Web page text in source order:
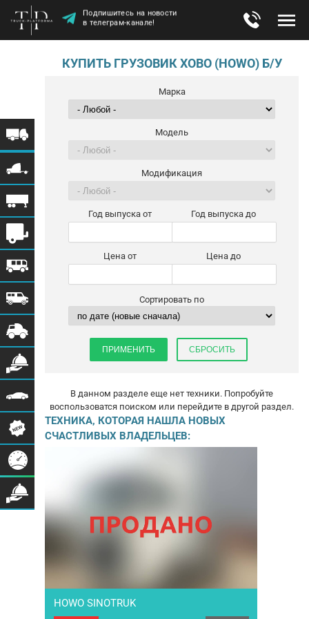
Подпишитесь на новости
в телеграм-канале!
КУПИТЬ ГРУЗОВИК ХОВО (HOWO) Б/У
Марка
Модель
Модификация
Год выпуска от Год выпуска до
Цена от Цена до
Сортировать по
В данном разделе еще нет техники. Попробуйте
воспользоватся поиском или перейдите в другой раздел.
ТЕХНИКА, КОТОРАЯ НАШЛА НОВЫХ
СЧАСТЛИВЫХ ВЛАДЕЛЬЦЕВ:
HOWO SINOTRUK